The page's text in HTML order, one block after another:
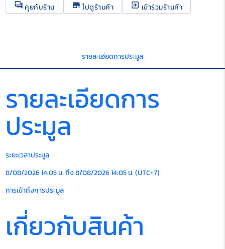
question_answer คุยกับร้าน store ไปดูร้านค้า exit_to_app เข้าร่วมร้านค้า
รายละเอียดการประมูล
รายละเอียดการ
ประมูล
ระยะเวลาประมูล
8/08/2026 14:05 น. ถึง 8/08/2026 14:05 น. (UTC+7)
การเข้าถึงการประมูล
เกี่ยวกับสินค้า